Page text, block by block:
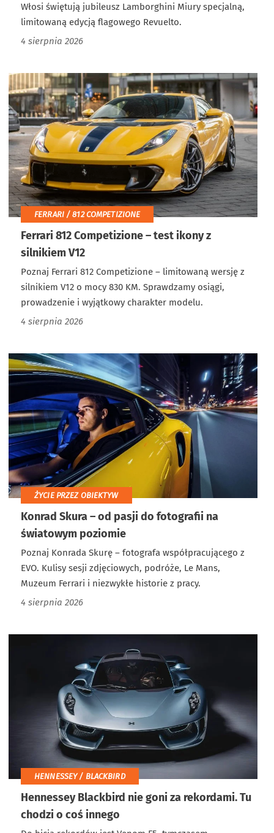
Włosi świętują jubileusz Lamborghini Miury specjalną,
limitowaną edycją flagowego Revuelto.
4 sierpnia 2026
FERRARI / 812 COMPETIZIONE
Ferrari 812 Competizione – test ikony z
silnikiem V12
Poznaj Ferrari 812 Competizione – limitowaną wersję z
silnikiem V12 o mocy 830 KM. Sprawdzamy osiągi,
prowadzenie i wyjątkowy charakter modelu.
4 sierpnia 2026
ŻYCIE PRZEZ OBIEKTYW
Konrad Skura – od pasji do fotografii na
światowym poziomie
Poznaj Konrada Skurę – fotografa współpracującego z
EVO. Kulisy sesji zdjęciowych, podróże, Le Mans,
Muzeum Ferrari i niezwykłe historie z pracy.
4 sierpnia 2026
HENNESSEY / BLACKBIRD
Hennessey Blackbird nie goni za rekordami. Tu
chodzi o coś innego